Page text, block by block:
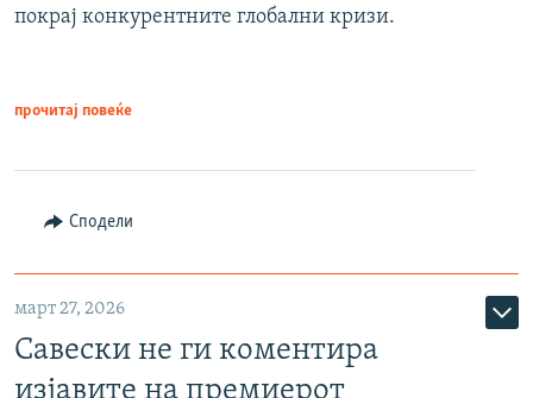
покрај конкурентните глобални кризи.
прочитај повеќе
Сподели
март 27, 2026
Савески не ги коментира